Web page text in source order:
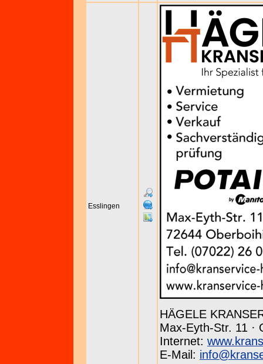
Esslingen
HÄGELE
Max-Eyth-Str. 11 ·
Internet:
E-Mail: